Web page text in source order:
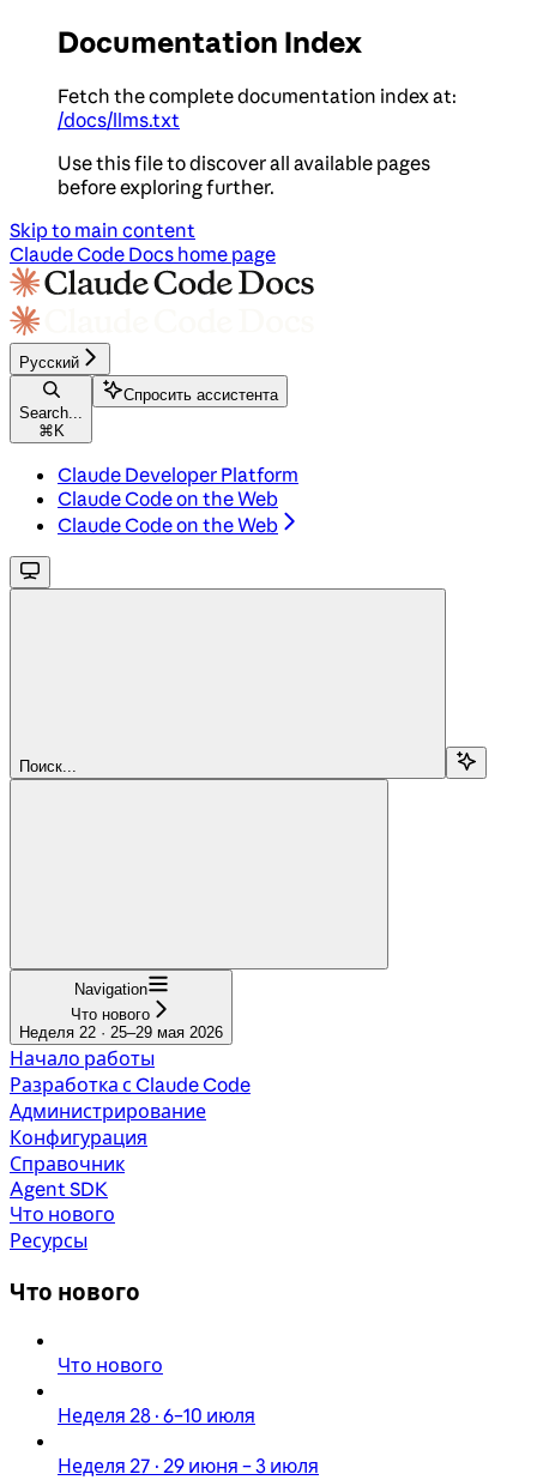
Documentation Index
Fetch the complete documentation index at:
/docs/llms.txt
Use this file to discover all available pages
before exploring further.
Skip to main content
Claude Code Docs home page
Русский
Search...
⌘ K
Спросить ассистента
Claude Developer Platform
Claude Code on the Web
Claude Code on the Web
Поиск...
Navigation
Что нового
Неделя 22 · 25–29 мая 2026
Начало работы
Разработка с Claude Code
Администрирование
Конфигурация
Справочник
Agent SDK
Что нового
Ресурсы
Что нового
Что нового
Неделя 28 · 6–10 июля
Неделя 27 · 29 июня – 3 июля